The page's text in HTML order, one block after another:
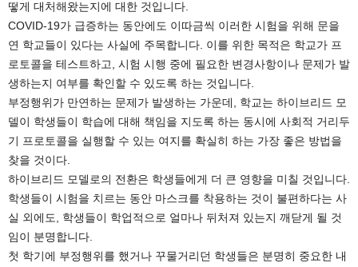
떻게 대처해왔는지에 대한 것입니다.
COVID-19가 급증하는 동안에도 이따금씩 이러한 시험을 위해 문을
연 학교들이 있다는 사실에 주목합니다. 이를 위한 목적은 학교가 프
로토콜을 테스트하고, 시험 시행 중에 필요한 변경사항이나 문제가 발
생하는지 여부를 확인할 수 있도록 하는 것입니다.
부정행위가 만연하는 문제가 발생하는 가운데, 학교는 하이브리드 모
델이 학생들이 학습에 대해 책임을 지도록 하는 동시에 사회적 거리두
기 프로토콜을 실행할 수 있는 여지를 확실히 하는 가장 좋은 방법을
찾을 것이다.
하이브리드 모델로의 전환은 학생들에게 더 큰 영향을 미칠 것입니다.
학생들이 시험을 치르는 동안 마스크를 착용하는 것이 불편하다는 사
실 외에도, 학생들이 학업적으로 얼마나 뒤처져 있는지 깨닫게 될 것
임이 분명합니다.
첫 학기에 부정행위를 했거나 꾸물거리던 학생들은 분명히 중요한 내